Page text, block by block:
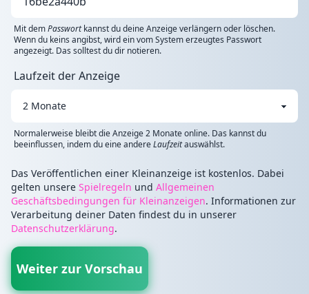
Mit demPasswortkannst du deine Anzeige verlängern oder löschen.
Wenn du keins angibst, wird ein vom System erzeugtes Passwort
angezeigt. Das solltest du dir notieren.
Laufzeit der Anzeige
Normalerweise bleibt die Anzeige 2 Monate online. Das kannst du
beeinflussen, indem du eine andereLaufzeitauswählst.
Das Veröffentlichen einer Kleinanzeige ist kostenlos. Dabei
gelten unsere Spielregeln und Allgemeinen
Geschäftsbedingungen für Kleinanzeigen. Informationen zur
Verarbeitung deiner Daten findest du in unserer
Datenschutzerklärung.